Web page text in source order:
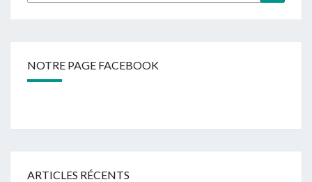
NOTRE PAGE FACEBOOK
ARTICLES RÉCENTS